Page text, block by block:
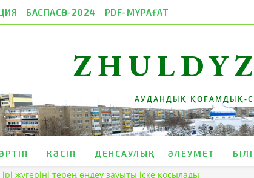
БАСПАСӨЗ-2024 PDF-МҰРАҒАТ
АУДАНДЫҚ ҚОҒАМДЫҚ-
КӘСІП ДЕНСАУЛЫҚ ӘЛЕУМЕТ
жүгеріні терең өңдеу зауыты іске қосылады